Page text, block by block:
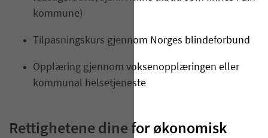
kommune)
Tilpasningskurs gjennom Norges blindeforbund
Opplæring gjennom voksenopplæringen eller
kommunal helsetjeneste
Rettighetene dine for økonomisk